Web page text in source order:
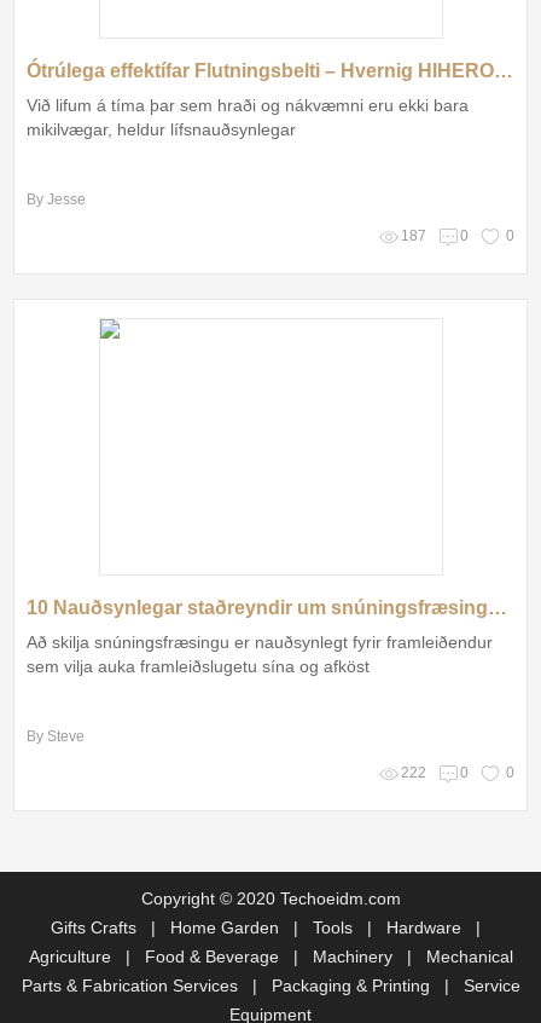
Ótrúlega effektífar Flutningsbelti – Hvernig HIHERO breytir öllu!
Við lifum á tíma þar sem hraði og nákvæmni eru ekki bara
mikilvægar, heldur lífsnauðsynlegar
By Jesse
187 0 0
10 Nauðsynlegar staðreyndir um snúningsfræsingu sem þú þarft að vita
Að skilja snúningsfræsingu er nauðsynlegt fyrir framleiðendur
sem vilja auka framleiðslugetu sína og afköst
By Steve
222 0 0
Copyright © 2020 Techoeidm.com
Gifts Crafts
| Home Garden | Tools | Hardware
|
Agriculture
| Food & Beverage | Machinery | Mechanical
Parts & Fabrication Services
| Packaging & Printing | Service
Equipment